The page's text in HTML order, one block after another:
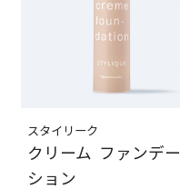
スタイリーク
クリーム ファンデー
ション